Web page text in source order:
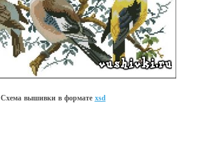
Схема вышивки в форматe xsd